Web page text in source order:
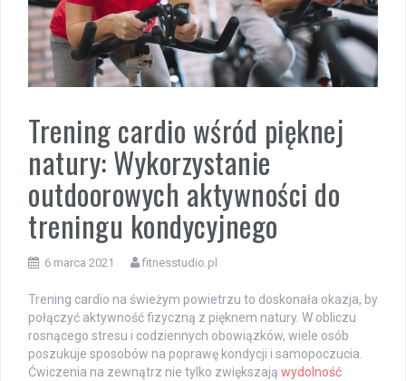
Trening cardio wśród pięknej
natury: Wykorzystanie
outdoorowych aktywności do
treningu kondycyjnego
6 marca 2021 fitnesstudio.pl
Trening cardio na świeżym powietrzu to doskonała okazja, by
połączyć aktywność fizyczną z pięknem natury. W obliczu
rosnącego stresu i codziennych obowiązków, wiele osób
poszukuje sposobów na poprawę kondycji i samopoczucia.
Ćwiczenia na zewnątrz nie tylko zwiększają wydolność